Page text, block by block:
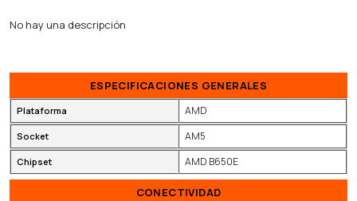
No hay una descripción
ESPECIFICACIONES GENERALES
Plataforma AMD
Socket AM5
Chipset AMD B650E
CONECTIVIDAD